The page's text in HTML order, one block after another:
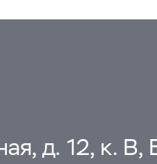
д. 12, к. В,